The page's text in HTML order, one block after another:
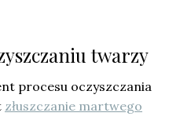
twarzy
procesu oczyszczania
złuszczanie martwego